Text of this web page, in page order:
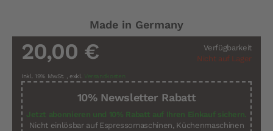
Made in Germany
Verfügbarkeit
Nicht auf Lager
20,00 €
Inkl. 19% MwSt. , exkl. Versandkosten
10% Newsletter Rabatt
Jetzt abonnieren und 10% Rabatt auf Ihren Einkauf sichern.
Nicht einlösbar auf Espressomaschinen, Küchenmaschinen